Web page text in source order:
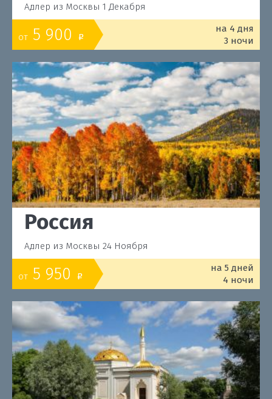
Адлер из Москвы 1 Декабря
от 5 900 o
на 4 дня
3 ночи
Россия
Адлер из Москвы 24 Ноября
от 5 950 o
на 5 дней
4 ночи